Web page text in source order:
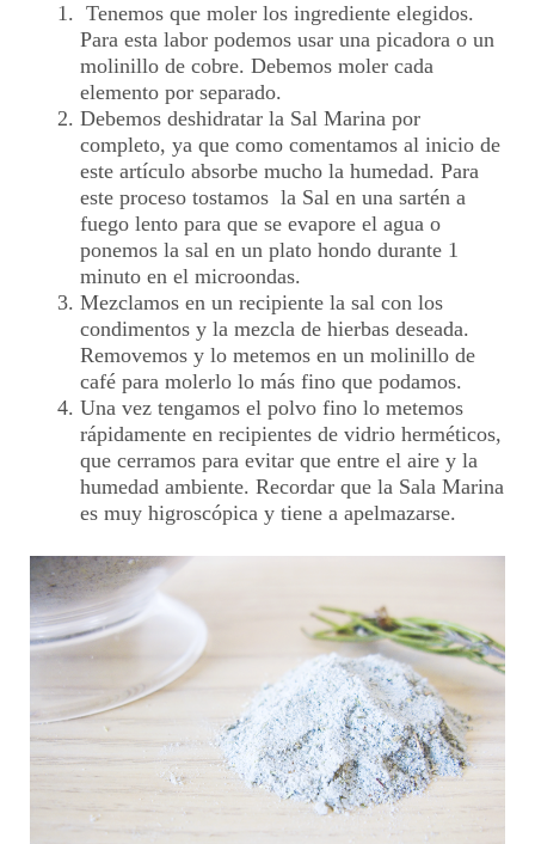
Tenemos que moler los ingrediente elegidos.
Para esta labor podemos usar una picadora o un
molinillo de cobre. Debemos moler cada
elemento por separado.
Debemos deshidratar la Sal Marina por
completo, ya que como comentamos al inicio de
este artículo absorbe mucho la humedad. Para
este proceso tostamos la Sal en una sartén a
fuego lento para que se evapore el agua o
ponemos la sal en un plato hondo durante 1
minuto en el microondas.
Mezclamos en un recipiente la sal con los
condimentos y la mezcla de hierbas deseada.
Removemos y lo metemos en un molinillo de
café para molerlo lo más fino que podamos.
Una vez tengamos el polvo fino lo metemos
rápidamente en recipientes de vidrio herméticos,
que cerramos para evitar que entre el aire y la
humedad ambiente. Recordar que la Sala Marina
es muy higroscópica y tiene a apelmazarse.